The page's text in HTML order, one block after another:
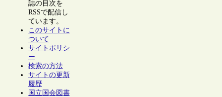
誌の目次を
RSSで配信し
ています。
このサイトに
ついて
サイトポリシ
ー
検索の方法
サイトの更新
履歴
国立国会図書